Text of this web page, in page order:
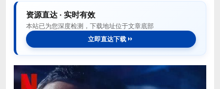
资源直达 · 实时有效
本站已为您深度检测，下载地址位于文章底部
立即直达下载